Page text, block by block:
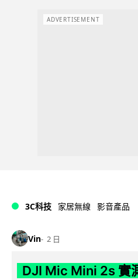
ADVERTISEMENT
3C科技 家居無線 影音產品
Vin 2 日
DJI Mic Mini 2s 實